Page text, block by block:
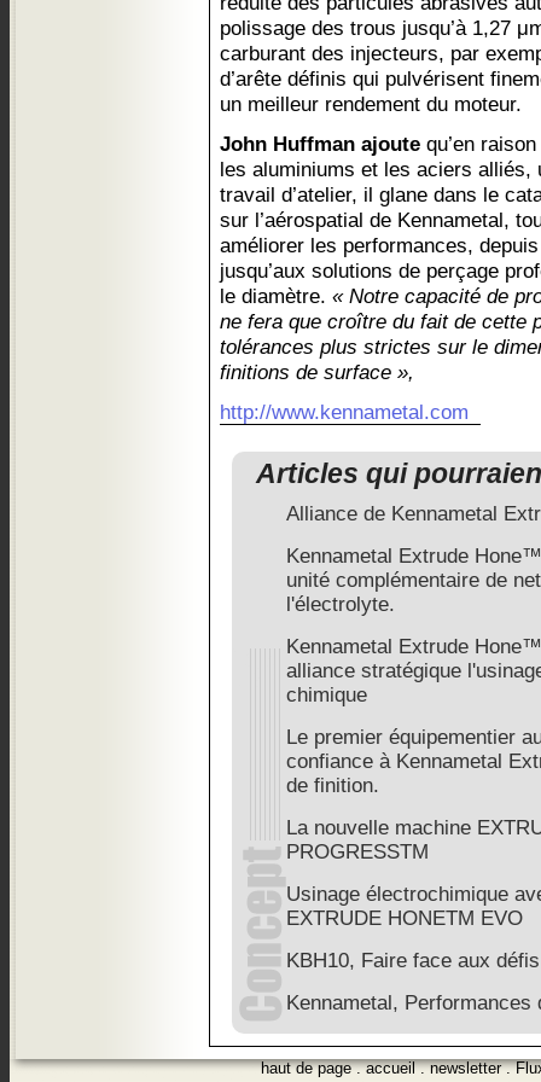
polissage des trous jusqu’à 1,27
carburant des injecteurs, par
d’arête définis qui pulvérisent
un meilleur rendement du moteur.
John Huffman ajoute qu’en
les aluminiums et les aciers alliés,
travail d’atelier, il glane dans le
sur l’aérospatial de Kennametal,
améliorer les performances,
jusqu’aux solutions de perçage
le diamètre. « Notre capacité de
ne fera que croître du fait de cette
tolérances plus strictes sur le
finitions de surface »,
http://www.kennametal.com
Articles qui
Alliance de Kennametal
Kennametal Extrude
unité complémentaire de
l'électrolyte.
Kennametal Extrude
alliance stratégique
chimique
Le premier équipementier
confiance à Kennametal
de finition.
La nouvelle machine
PROGRESSTM
Usinage électrochimique
EXTRUDE HONETM EVO
KBH10, Faire face aux
Kennametal, Performances
haut de page.accueil.newsletter.